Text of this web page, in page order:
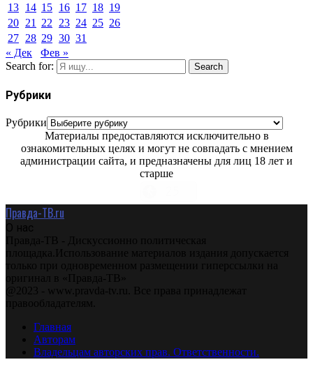
13 14 15 16 17 18 19
20 21 22 23 24 25 26
27 28 29 30 31
« Дек
Фев »
Search for:
Search
Рубрики
Рубрики
Материалы предоставляются исключительно в
ознакомительных целях и могут не совпадать с мнением
администрации сайта, и предназначены для лиц 18 лет и
старше
Правда-ТВ.ru
О нас
Правда-ТВ - Дискуссионно политическая
площадка.Использование материалов издания допускается
только при одновременном размещении гиперссылки на
оригинал в «Правда-ТВ»
@2023 - www.pravda-tv.ru. Все права принадлежат
правообладателям.
Главная
Авторам
Владельцам авторских прав. Ответственности.